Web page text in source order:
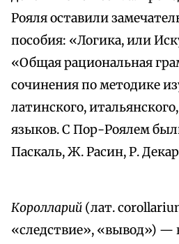
Рояля оставили
пособия: «Логика, или
«Общая рациональная
сочинения по методике
латинского,
языков. С Пор-Роялем
Паскаль, Ж. Расин, Р.
Королларий (лат.
«следствие», «вывод») —